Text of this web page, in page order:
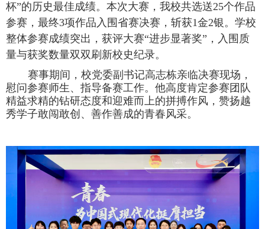
杯”的历史最佳成绩。本次大赛，我校共选送25个作品
参赛，最终3项作品入围省赛决赛，斩获1金2银。学校
整体参赛成绩突出，获评大赛“进步显著奖”，入围质
量与获奖数量双双刷新校史纪录。
赛事期间，校党委副书记高志栋亲临决赛现场，
慰问参赛师生、指导备赛工作。他高度肯定参赛团队
精益求精的钻研态度和迎难而上的拼搏作风，赞扬越
秀学子敢闯敢创、善作善成的青春风采。